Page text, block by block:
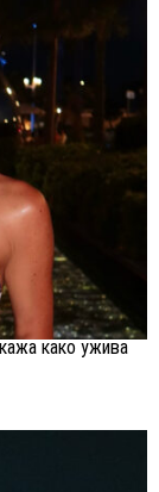
како ужива